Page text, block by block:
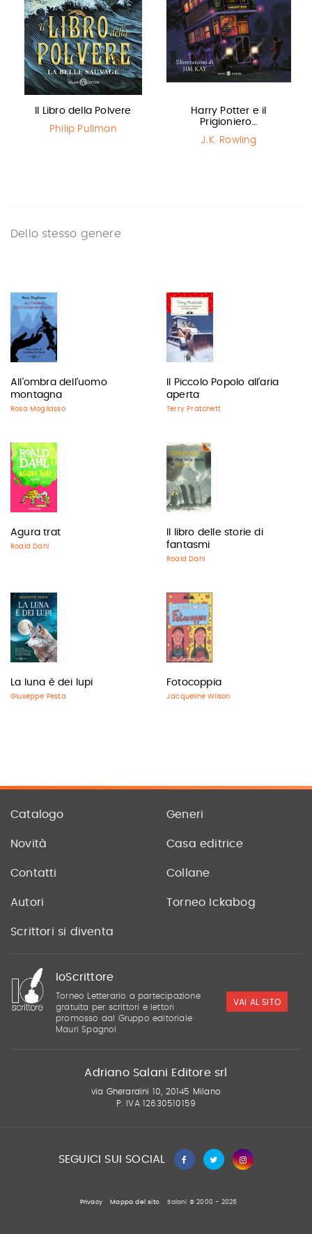
Il Libro della Polvere
Philip Pullman
Harry Potter e il
Prigioniero…
J.K. Rowling
Dello stesso genere
All'ombra dell'uomo
montagna
Rosa Mogliasso
Il Piccolo Popolo all'aria
aperta
Terry Pratchett
Agura trat
Roald Dahl
Il libro delle storie di
fantasmi
Roald Dahl
La luna è dei lupi
Giuseppe Festa
Fotocoppia
Jacqueline Wilson
Catalogo Generi
Novità Casa editrice
Contatti Collane
Autori Torneo Ickabog
Scrittori si diventa
IoScrittore
Torneo Letterario a partecipazione
gratuita per scrittori e lettori
promosso dal Gruppo editoriale
Mauri Spagnol
VAI AL SITO
Adriano Salani Editore srl
via Gherardini 10, 20145 Milano
P. IVA 12630510159
SEGUICI SUI SOCIAL
Privacy Mappa del sito Salani © 2000 - 2026